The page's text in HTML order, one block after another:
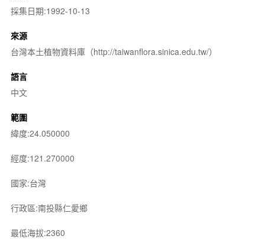
採集日期:1992-10-13
來源
台灣本土植物資料庫（http://taiwanflora.sinica.edu.tw/）
語言
中文
範圍
緯度:24.050000
經度:121.270000
國家:台灣
行政區:南投縣仁愛鄉
最低海拔:2360